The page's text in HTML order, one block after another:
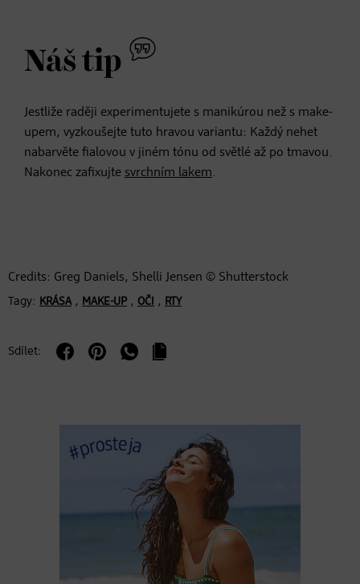
Náš tip
Jestliže raději experimentujete s manikúrou než s make-
upem, vyzkoušejte tuto hravou variantu: Každý nehet
nabarvěte fialovou v jiném tónu od světlé až po tmavou.
Nakonec zafixujte svrchním lakem.
Credits: Greg Daniels, Shelli Jensen © Shutterstock
Tagy: KRÁSA, MAKE-UP , OČI , RTY
Sdílet: